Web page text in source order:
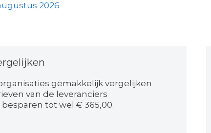
2026
gemakkelijk vergelijken
van de leveranciers
tot wel € 365,00.